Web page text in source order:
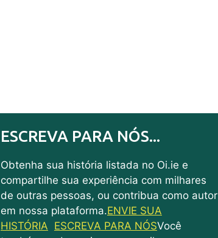
ESCREVA PARA NÓS...
Obtenha sua história listada no Oi.ie e
compartilhe sua experiência com milhares
de outras pessoas, ou contribua como autor
em nossa plataforma.ENVIE SUA
HISTÓRIA ESCREVA PARA NÓSVocê